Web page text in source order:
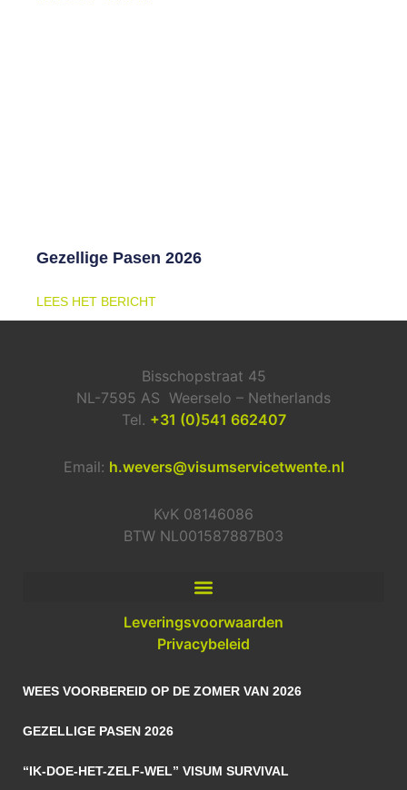
Gezellige Pasen 2026
LEES HET BERICHT
Bisschopstraat 45
NL-7595 AS Weerselo – Netherlands
Tel. +31 (0)541 662407
Email: h.wevers@visumservicetwente.nl
KvK 08146086
BTW NL001587887B03
Leveringsvoorwaarden
Privacybeleid
WEES VOORBEREID OP DE ZOMER VAN 2026
GEZELLIGE PASEN 2026
“IK-DOE-HET-ZELF-WEL” VISUM SURVIVAL